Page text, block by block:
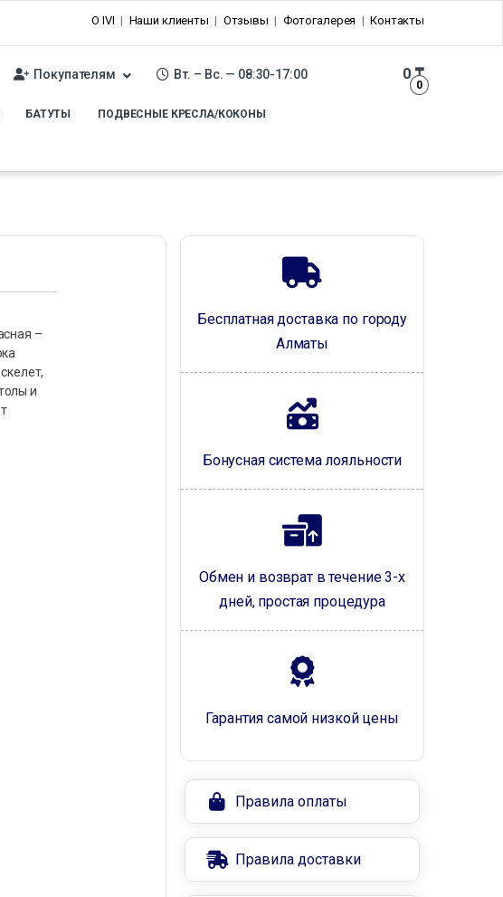
О IVI Наши клиенты Отзывы Фотогалерея Контакты
Покупателям Вт. – Вс. — 08:30-17:00
0
0₸
БАТУТЫ ПОДВЕСНЫЕ КРЕСЛА/КОКОНЫ
–
и
Бесплатная доставка по городу
Алматы
Бонусная система лояльности
Обмен и возврат в течение 3-х
дней, простая процедура
Гарантия самой низкой цены
Правила оплаты
Правила доставки